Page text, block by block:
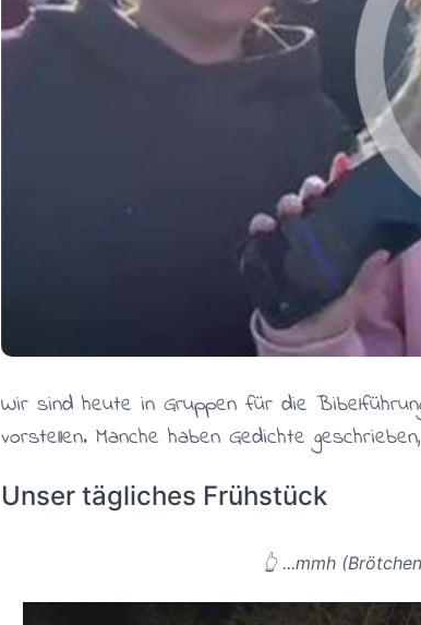
Wir sind heute in Gruppen für die
vorstellen. Manche haben Gedichte
Unser tägliches Frühstück
👆 ...mmh